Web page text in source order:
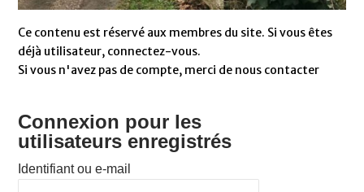
Ce contenu est réservé aux membres du site. Si vous êtes
déjà utilisateur, connectez-vous.
Si vous n'avez pas de compte, merci de nous contacter
Connexion pour les
utilisateurs enregistrés
Identifiant ou e-mail